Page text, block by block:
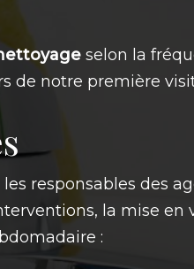
selon la
de notre première
responsables des
la mise en
: